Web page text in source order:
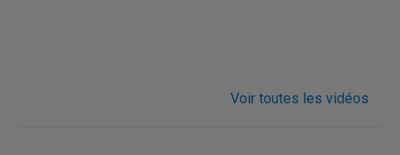
Voir toutes les vidéos